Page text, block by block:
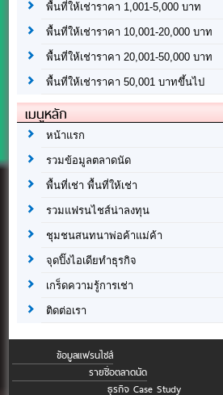
พื้นที่ให้เช่าราคา 1,001-5,000 บาท
พื้นที่ให้เช่าราคา 10,001-20,000 บาท
พื้นที่ให้เช่าราคา 20,001-50,000 บาท
พื้นที่ให้เช่าราคา 50,001 บาทขึ้นไป
เมนูหลัก
หน้าแรก
รวมข้อมูลตลาดนัด
พื้นที่เช่า พื้นที่ให้เช่า
รวมแฟรนไชส์น่าลงทุน
ชุมชนสนทนาพ่อค้าแม่ค้า
จุดปิ๊งไอเดียทำธุรกิจ
เกร็ดความรู้การเช่า
ติดต่อเรา
ข้อมูลแฟรนไชส์
รายชื่อตลาดนัด
ธุรกิจ Case Study